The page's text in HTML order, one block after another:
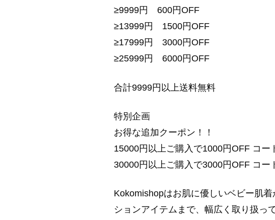
≥9999円 600円OFF
≥13999円 1500円OFF
≥17999円 3000円OFF
≥25999円 6000円OFF
合計9999円以上送料無料
特別企画
お得な追加クーポン！！
15000円以上ご購入で1000円OFF コー
30000円以上ご購入で3000円OFF コー
Kokomishopはお肌に優しいベビー肌
ションアイテムまで、幅広く取り扱っ